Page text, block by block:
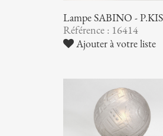
Lampe SABINO -
Référence : 16414
Ajouter à votre liste